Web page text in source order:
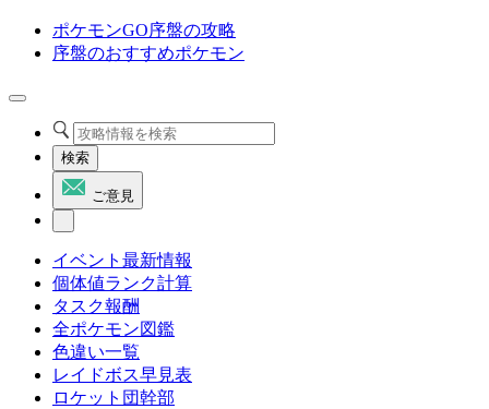
ポケモンGO序盤の攻略
序盤のおすすめポケモン
検索
ご意見
イベント最新情報
個体値ランク計算
タスク報酬
全ポケモン図鑑
色違い一覧
レイドボス早見表
ロケット団幹部